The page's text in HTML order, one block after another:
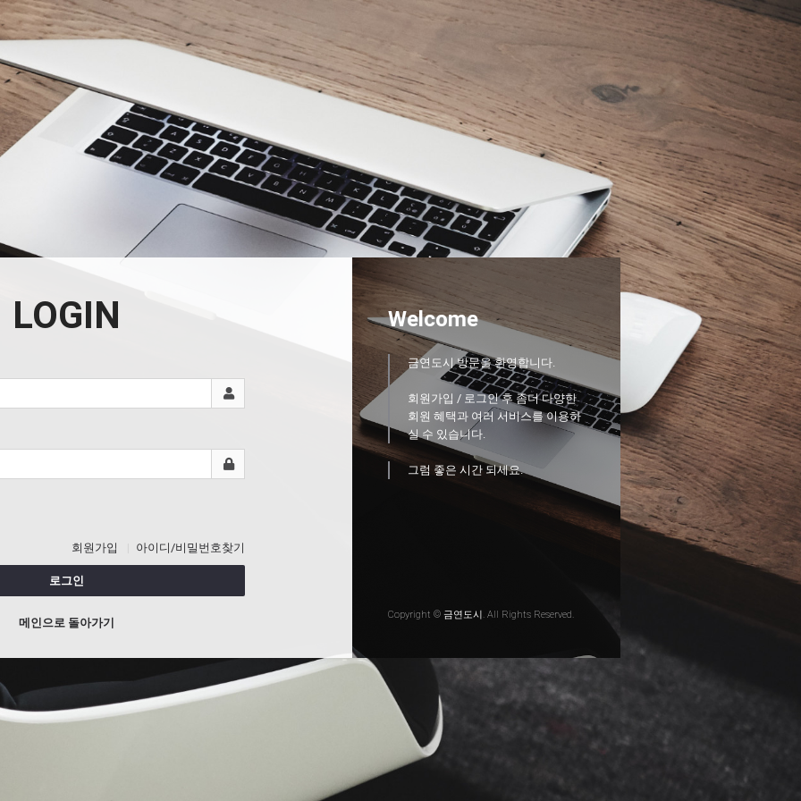
LOGIN
회원가입 아이디/비밀번호찾기
로그인
메인으로 돌아가기
Welcome
금연도시 방문을 환영합니다.
회원가입 / 로그인 후 좀더 다양한
회원 혜택과 여러 서비스를 이용하
실 수 있습니다.
그럼 좋은 시간 되세요.
Copyright © 금연도시. All Rights Reserved.